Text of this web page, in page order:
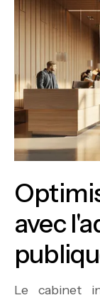
avec
Le cabinet